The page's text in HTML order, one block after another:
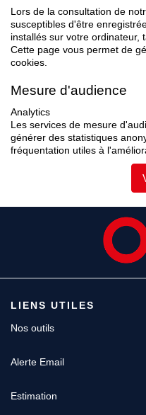
Nos offres
Contact
Lors de la consultation de
susceptibles d'être
installés sur votre ordinateur,
Cette page vous permet de
cookies.
Mesure d'audience
Analytics
Les services de mesure
générer des statistiques
fréquentation utiles à
LIENS UTILES
Nos outils
Alerte Email
Estimation